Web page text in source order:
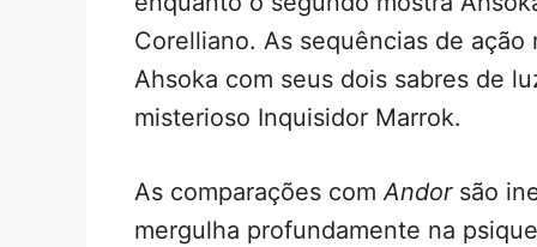
Corelliano. As sequências de
Ahsoka com seus dois sabres de
misterioso Inquisidor Marrok.
As comparações com Andorsão
mergulha profundamente na